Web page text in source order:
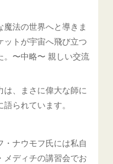
魔法の世界へと導きま
ットが宇宙へ飛び立つ
。〜中略〜 親しい交流
、まさに偉大な師に
られています。
ナウモフ氏には私自
ディチの講習会でお